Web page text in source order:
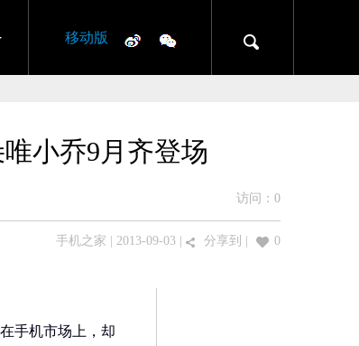
移动版
小乔9月齐登场
访问： 0
手机之家 | 2013-09-03 | 分享到 0
手机市场上，却